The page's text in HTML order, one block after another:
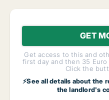
GET
Get access to this and
first day and then 35
Click the
⚡See all details about the
the landlord's